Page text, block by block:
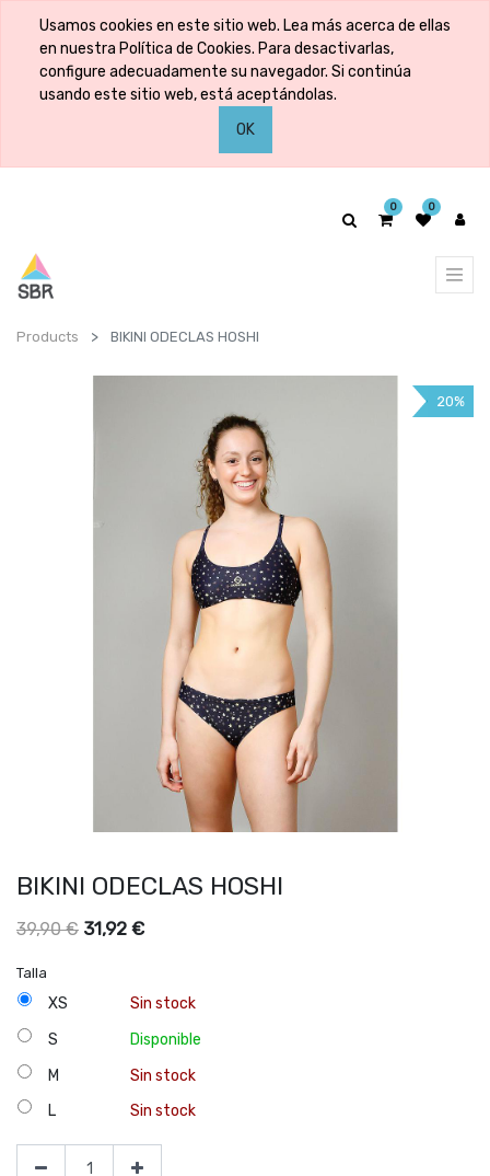
Usamos cookies en este sitio web. Lea más acerca de ellas
en nuestra Política de Cookies. Para desactivarlas,
configure adecuadamente su navegador. Si continúa
usando este sitio web, está aceptándolas.
OK
0 0
Products BIKINI ODECLAS HOSHI
20%
BIKINI ODECLAS HOSHI
39,90€ 31,92 €
Talla
XS
Sin stock
S
Disponible
M
Sin stock
L
Sin stock